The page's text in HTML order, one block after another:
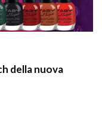
della nuova